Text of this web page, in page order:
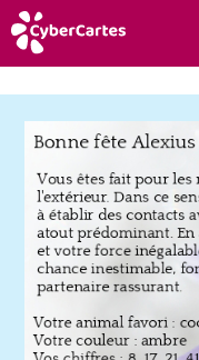
Anniversaire
Fête du jour
Amour
Amitié
Merci
Toutes les cartes